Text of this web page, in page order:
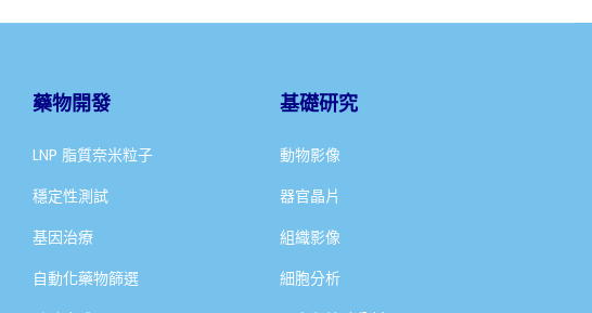
藥物開發
LNP 脂質奈米粒子
穩定性測試
基因治療
自動化藥物篩選
基礎研究
動物影像
器官晶片
組織影像
細胞分析